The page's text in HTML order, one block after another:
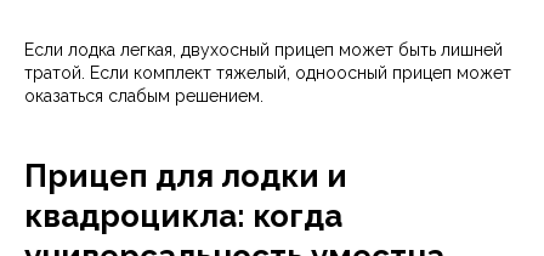
Если лодка легкая, двухосный прицеп может быть лишней
тратой. Если комплект тяжелый, одноосный прицеп может
оказаться слабым решением.
Прицеп для лодки и
квадроцикла: когда